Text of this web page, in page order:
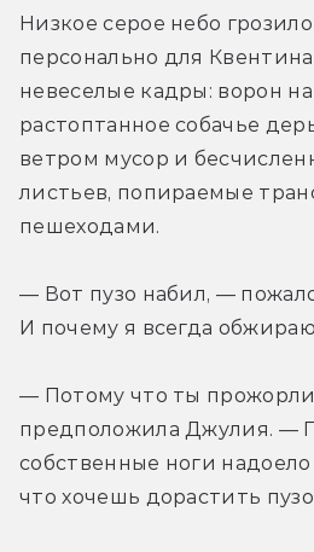
Низкое серое небо
персонально для
невеселые кадры: ворон
растоптанное собачье
ветром мусор и
листьев, попираемые
пешеходами.
— Вот пузо набил, —
И почему я всегда
— Потому что ты
предположила Джулия. —
собственные ноги
что хочешь дорастить